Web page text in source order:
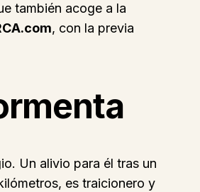
también acoge a la
, con la previa
Un alivio para él tras un
es traicionero y